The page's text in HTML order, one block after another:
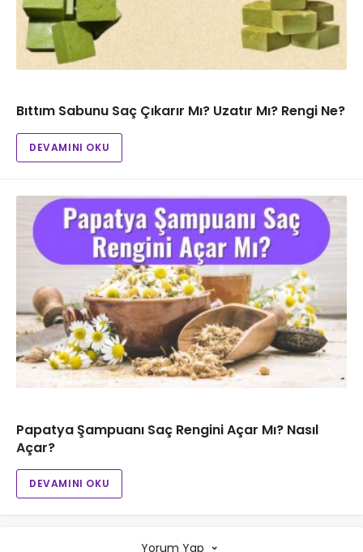
Bıttım Sabunu Saç Çıkarır Mı? Uzatır Mı? Rengi Ne?
DEVAMINI OKU
Papatya Şampuanı Saç Rengini Açar Mı? Nasıl
Açar?
DEVAMINI OKU
Yorum Yap